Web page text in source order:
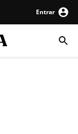
Entrar